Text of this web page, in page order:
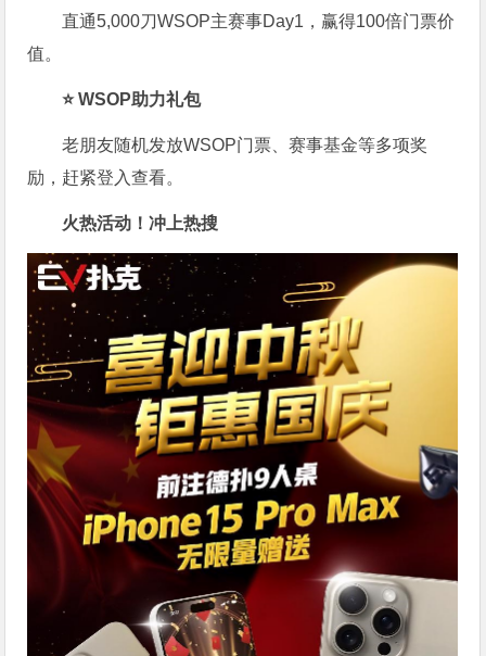
直通5,000刀WSOP主赛事Day1，赢得100倍门票价
值。
⭐ WSOP助力礼包
老朋友随机发放WSOP门票、赛事基金等多项奖
励，赶紧登入查看。
火热活动！冲上热搜